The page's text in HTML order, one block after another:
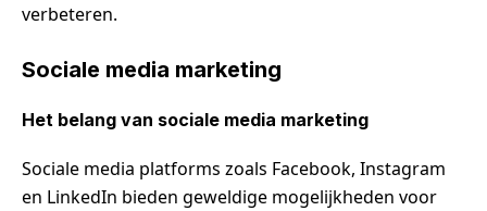
verbeteren.
Sociale media marketing
Het belang van sociale media marketing
Sociale media platforms zoals Facebook, Instagram
en LinkedIn bieden geweldige mogelijkheden voor